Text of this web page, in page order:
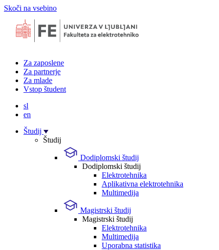
Skoči na vsebino
Za zaposlene
Za partnerje
Za mlade
Vstop študent
sl
en
Študij
Študij
Dodiplomski študij
Dodiplomski študij
Elektrotehnika
Aplikativna elektrotehnika
Multimedija
Magistrski študij
Magistrski študij
Elektrotehnika
Multimedija
Uporabna statistika